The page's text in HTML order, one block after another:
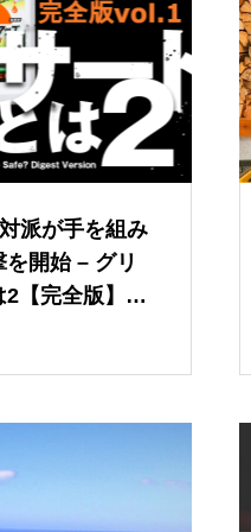
派が手を組み
開始 – グリ
【完全版】